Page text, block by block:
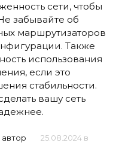
сети, чтобы
забывайте об
маршрутизаторов
Также
использования
если это
стабильности.
вашу сеть
автор
25.08.2024 в